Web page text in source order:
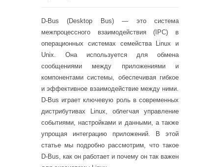
D-Bus (Desktop Bus) — это система
межпроцессного взаимодействия (IPC) в
операционных системах семейства Linux и
Unix. Она используется для обмена
сообщениями между приложениями и
компонентами системы, обеспечивая гибкое
и эффективное взаимодействие между ними.
D-Bus играет ключевую роль в современных
дистрибутивах Linux, облегчая управление
событиями, настройками и данными, а также
упрощая интеграцию приложений. В этой
статье мы подробно рассмотрим, что такое
D-Bus, как он работает и почему он так важен